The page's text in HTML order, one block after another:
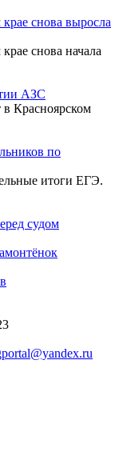
снова выросла
снова начала
АЗС
Красноярском
по
итоги ЕГЭ.
судом